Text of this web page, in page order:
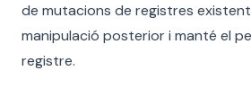
de mutacions de registres
manipulació posterior i manté el
registre.